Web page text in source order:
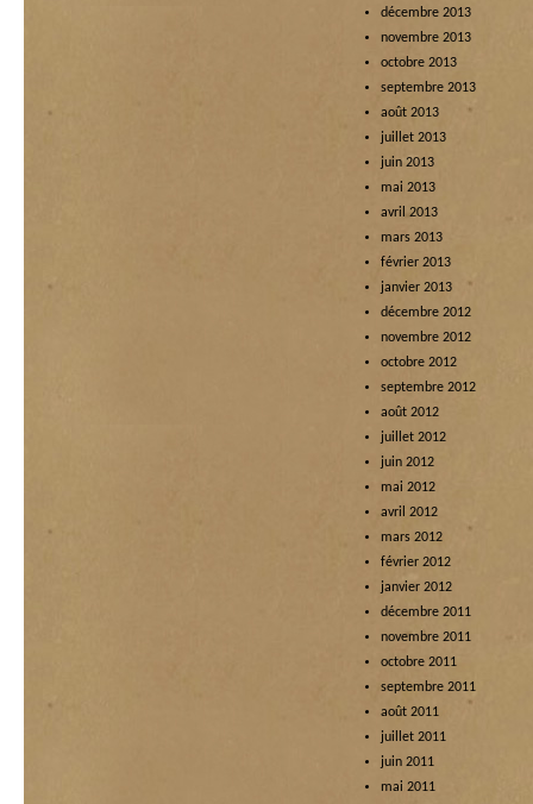
décembre 2013
novembre 2013
octobre 2013
septembre 2013
août 2013
juillet 2013
juin 2013
mai 2013
avril 2013
mars 2013
février 2013
janvier 2013
décembre 2012
novembre 2012
octobre 2012
septembre 2012
août 2012
juillet 2012
juin 2012
mai 2012
avril 2012
mars 2012
février 2012
janvier 2012
décembre 2011
novembre 2011
octobre 2011
septembre 2011
août 2011
juillet 2011
juin 2011
mai 2011